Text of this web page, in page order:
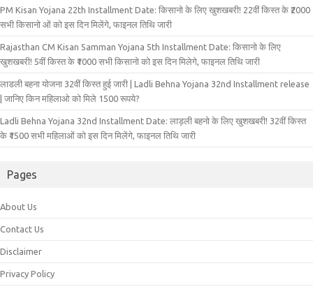
PM Kisan Yojana 22th Installment Date: किसानो के लिए खुशखबरी! 22वीं किस्त के ₹2000
सभी किसानो ओं को इस दिन मिलेंगे, फाइनल तिथि जारी
Rajasthan CM Kisan Samman Yojana 5th Installment Date: किसानो के लिए
खुशखबरी! 5वीं किस्त के ₹1000 सभी किसानो को इस दिन मिलेगे, फाइनल तिथि जारी
लाडली बहना योजना 32वीं किस्त हुई जारी | Ladli Behna Yojana 32nd Installment release
| जानिए किन महिलाओ को मिले 1500 रूपये?
Ladli Behna Yojana 32nd Installment Date: लाड़ली बहनो के लिए खुशखबरी! 32वीं किस्त
के ₹1500 सभी महिलाओं को इस दिन मिलेंगे, फाइनल तिथि जारी
Pages
About Us
Contact Us
Disclaimer
Privacy Policy